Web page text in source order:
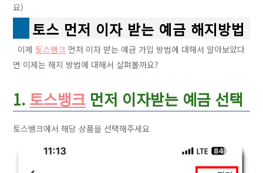
요)
토스 먼저 이자 받는 예금 해지방법
이제 토스뱅크 먼저 이자 받는 예금 가입 방법에 대해서 알아보았다
면 이제는 해지 방법에 대해서 살펴볼까요?
1. 토스뱅크 먼저 이자받는 예금 선택
토스뱅크에서 해당 상품을 선택해주세요